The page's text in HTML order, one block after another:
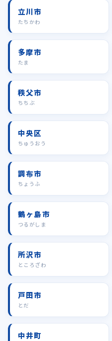
立川市
たちかわ
多摩市
たま
秩父市
ちちぶ
中央区
ちゅうおう
調布市
ちょうふ
鶴ヶ島市
つるがしま
所沢市
ところざわ
戸田市
とだ
中井町